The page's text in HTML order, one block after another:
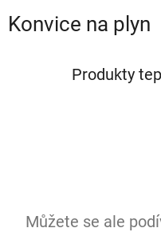
Konvice na plyn
Produkty
Můžete se ale